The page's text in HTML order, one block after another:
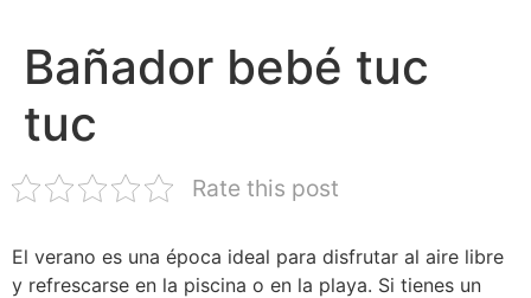
Bañador bebé tuc
tuc
Rate this post
El verano es una época ideal para disfrutar al aire libre
y refrescarse en la piscina o en la playa. Si tienes un